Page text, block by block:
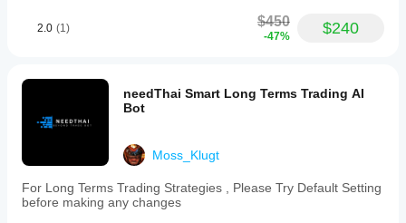
2.0 (1) $450
-47% $240
needThai Smart Long Terms Trading AI
Bot
Moss_Klugt
For Long Terms Trading Strategies , Please Try Default Setting
before making any changes